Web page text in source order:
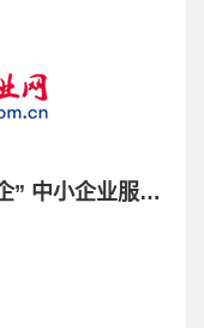
关于开展2023年辽宁省“一起益企” 中小企业服务行动的通知